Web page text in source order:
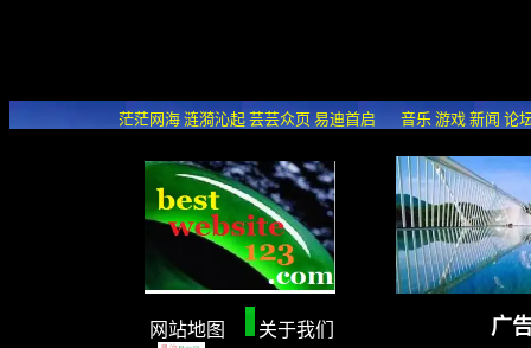
茫茫网海 涟漪沁起 芸芸众页 易迪首启 音乐 游戏 新闻
网站地图 关于我们 广